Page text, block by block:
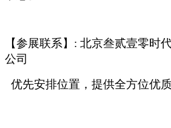
【参展联系】: 北京叁贰壹零时
公司
优先安排位置，提供全方位优